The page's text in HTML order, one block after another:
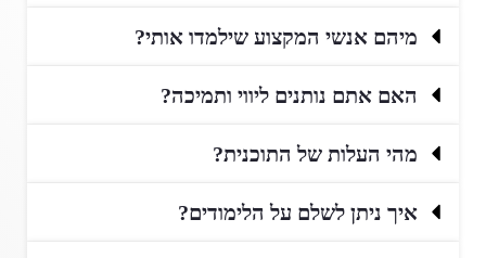
מיהם אנשי המקצוע שילמדו אותי?
האם אתם נותנים ליווי ותמיכה?
מהי העלות של התוכנית?
איך ניתן לשלם על הלימודים?